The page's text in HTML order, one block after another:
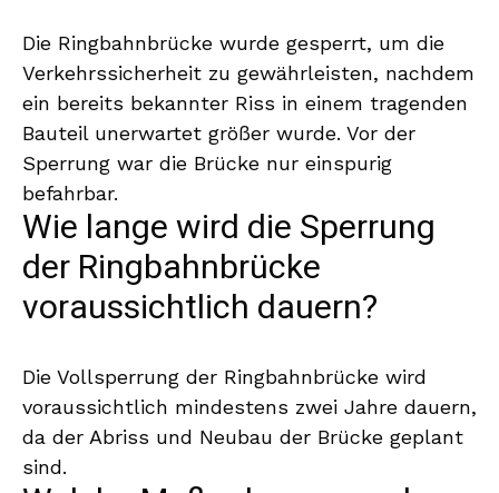
Die Ringbahnbrücke wurde gesperrt, um die
Verkehrssicherheit zu gewährleisten, nachdem
ein bereits bekannter Riss in einem tragenden
Bauteil unerwartet größer wurde. Vor der
Sperrung war die Brücke nur einspurig
befahrbar.
Wie lange wird die Sperrung
der Ringbahnbrücke
voraussichtlich dauern?
Die Vollsperrung der Ringbahnbrücke wird
voraussichtlich mindestens zwei Jahre dauern,
da der Abriss und Neubau der Brücke geplant
sind.